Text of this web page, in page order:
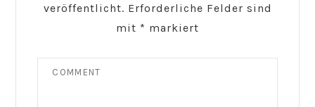
veröffentlicht. Erforderliche Felder sind
mit * markiert